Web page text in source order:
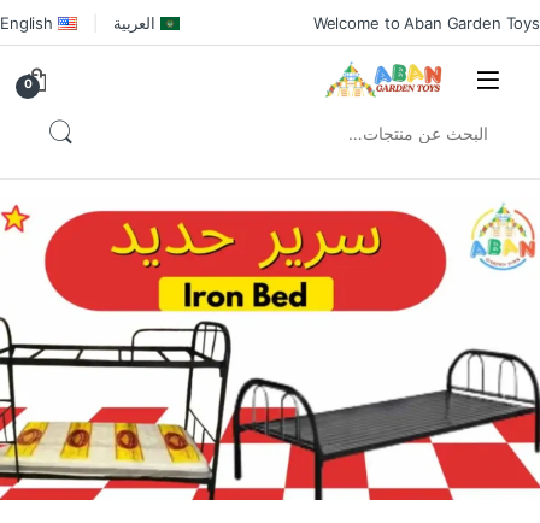
Welcome to Aban Garden Toys العربية English
0